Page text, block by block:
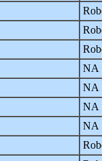
NA
NA
NA
NA